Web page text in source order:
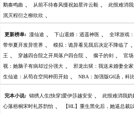
鹅奏鸣曲 、 从前不待春风慢祝如星许云毅 、 此恨难消我
泯灭程衍之柳欣欣 、
更新榜单: 漫仙途 、 下山退婚：逍遥神医 、 全球游戏
带华夏开发异世界 、 模拟：诡异看见我后决定不降临了 、
王 、 穿越四合院之开局落户四合院 、 瘸子的剑 、 官
视：她脑子有病却过分强大 、 邪龙出狱：我送未婚妻全家
生仙途：从苟在空间种田开始 、 NBA：加强版G6汤，科
完本小说: 锦绣人生[快穿]爱伊莎越安安 、 此恨难消我奶
心落梧桐宋时礼苏韵怡 、 【HL】重生黑化后，她逼总裁